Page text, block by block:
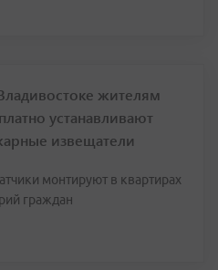
жителям
устанавливают
извещатели
монтируют в квартирах
граждан